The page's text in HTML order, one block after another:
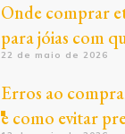
Onde comprar
para jóias com
22 de maio de 2026
Erros ao
e como evitar